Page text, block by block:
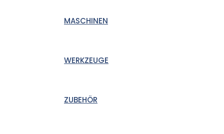
MASCHINEN
WERKZEUGE
ZUBEHÖR